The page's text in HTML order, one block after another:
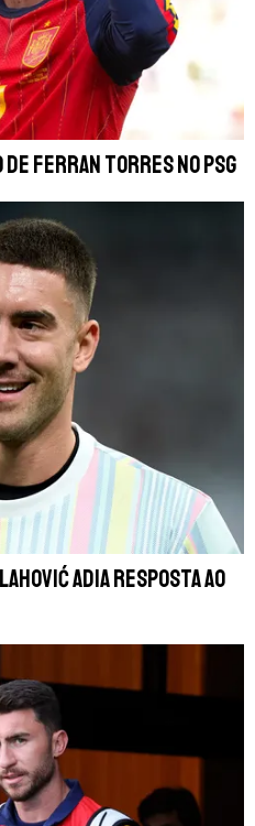
Ferran Torres no PSG
adia resposta ao